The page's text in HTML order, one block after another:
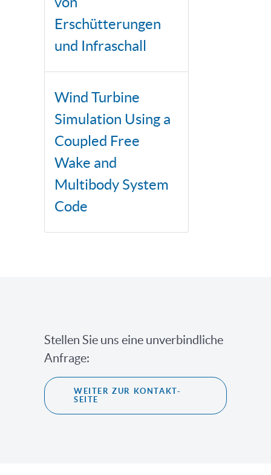
Erschütterungen
und Infraschall
Wind Turbine
Simulation Using a
Coupled Free
Wake and
Multibody System
Code
Stellen Sie uns eine unverbindliche
Anfrage:
WEITER ZUR KONTAKT-
SEITE